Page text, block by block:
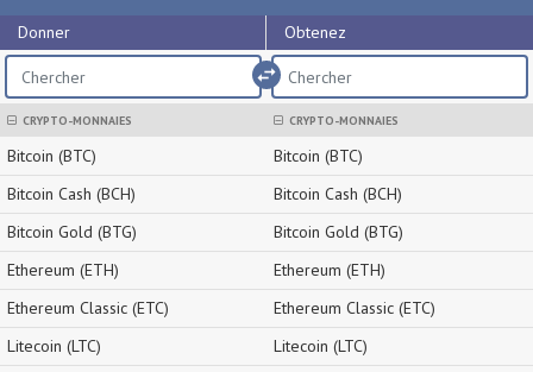
Donner Obtenez
import_export
CRYPTO-MONNAIES
Bitcoin (BTC)
Bitcoin Cash (BCH)
Bitcoin Gold (BTG)
Ethereum (ETH)
Ethereum Classic (ETC)
Litecoin (LTC)
CRYPTO-MONNAIES
Bitcoin (BTC)
Bitcoin Cash (BCH)
Bitcoin Gold (BTG)
Ethereum (ETH)
Ethereum Classic (ETC)
Litecoin (LTC)